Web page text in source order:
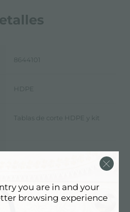
8644101
HDPE
Tablas de corte HDPE y kit
you are in and your
browsing experience